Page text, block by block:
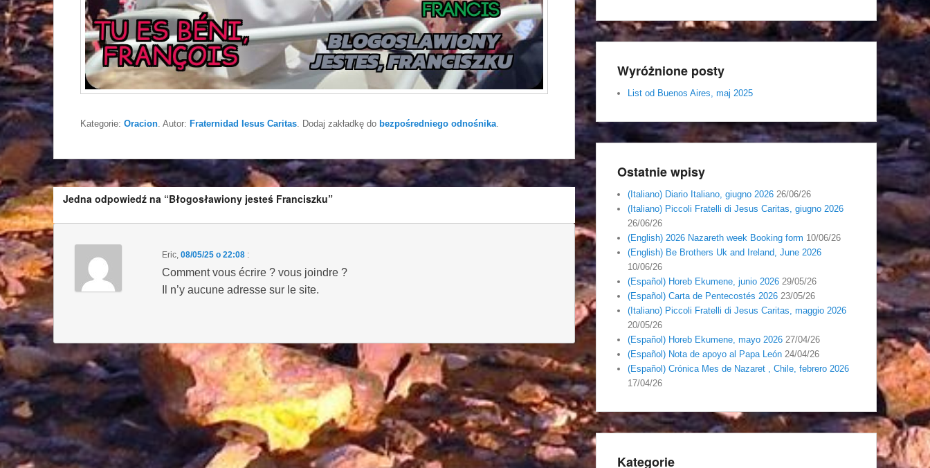
Kategorie: Oracion. Autor: Fraternidad Iesus Caritas. Dodaj zakładkę do bezpośredniego odnośnika.
Jedna odpowiedź na “Błogosławiony jesteś Franciszku”
Eric, 08/05/25 o 22:08 :
Comment vous écrire ? vous joindre ?
Il n’y aucune adresse sur le site.
Wyróżnione posty
List od Buenos Aires, maj 2025
Ostatnie wpisy
(Italiano) Diario Italiano, giugno 2026 26/06/26
(Italiano) Piccoli Fratelli di Jesus Caritas, giugno 2026
26/06/26
(English) 2026 Nazareth week Booking form 10/06/26
(English) Be Brothers Uk and Ireland, June 2026
10/06/26
(Español) Horeb Ekumene, junio 2026 29/05/26
(Español) Carta de Pentecostés 2026 23/05/26
(Italiano) Piccoli Fratelli di Jesus Caritas, maggio 2026
20/05/26
(Español) Horeb Ekumene, mayo 2026 27/04/26
(Español) Nota de apoyo al Papa León 24/04/26
(Español) Crónica Mes de Nazaret , Chile, febrero 2026
17/04/26
Kategorie